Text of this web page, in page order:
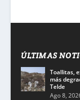
ÚLTIMAS
Toallitas,
más
Telde
Ago 8,